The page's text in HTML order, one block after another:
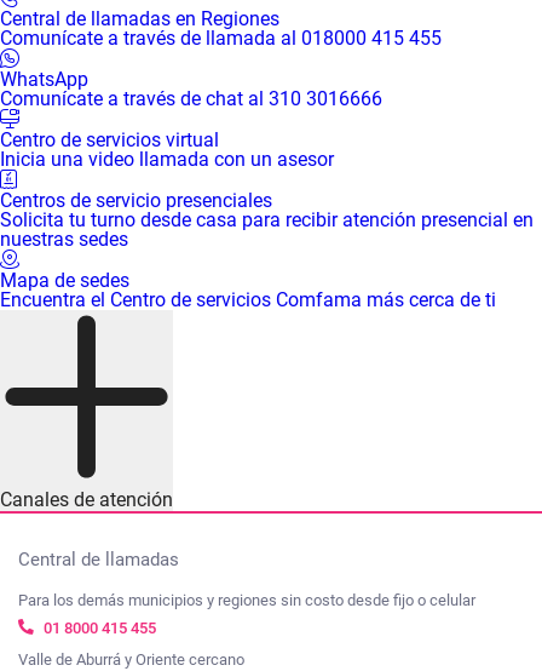
Central de llamadas en Regiones
Comunícate a través de llamada al 018000 415 455
WhatsApp
Comunícate a través de chat al 310 3016666
Centro de servicios virtual
Inicia una video llamada con un asesor
Centros de servicio presenciales
Solicita tu turno desde casa para recibir atención presencial en
nuestras sedes
Mapa de sedes
Encuentra el Centro de servicios Comfama más cerca de ti
Canales de atención
Central de llamadas
Para los demás municipios y regiones sin costo desde fijo o celular
01 8000 415 455
Valle de Aburrá y Oriente cercano